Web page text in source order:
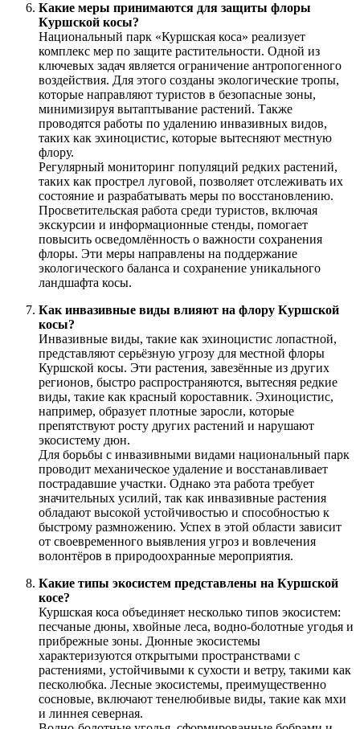
Какие меры принимаются для защиты флоры
Куршской косы?
Национальный парк «Куршская коса» реализует
комплекс мер по защите растительности. Одной из
ключевых задач является ограничение антропогенного
воздействия. Для этого созданы экологические тропы,
которые направляют туристов в безопасные зоны,
минимизируя вытаптывание растений. Также
проводятся работы по удалению инвазивных видов,
таких как эхиноцистис, которые вытесняют местную
флору.
Регулярный мониторинг популяций редких растений,
таких как прострел луговой, позволяет отслеживать их
состояние и разрабатывать меры по восстановлению.
Просветительская работа среди туристов, включая
экскурсии и информационные стенды, помогает
повысить осведомлённость о важности сохранения
флоры. Эти меры направлены на поддержание
экологического баланса и сохранение уникального
ландшафта косы.
Как инвазивные виды влияют на флору Куршской
косы?
Инвазивные виды, такие как эхиноцистис лопастной,
представляют серьёзную угрозу для местной флоры
Куршской косы. Эти растения, завезённые из других
регионов, быстро распространяются, вытесняя редкие
виды, такие как красный короставник. Эхиноцистис,
например, образует плотные заросли, которые
препятствуют росту других растений и нарушают
экосистему дюн.
Для борьбы с инвазивными видами национальный парк
проводит механическое удаление и восстанавливает
пострадавшие участки. Однако эта работа требует
значительных усилий, так как инвазивные растения
обладают высокой устойчивостью и способностью к
быстрому размножению. Успех в этой области зависит
от своевременного выявления угроз и вовлечения
волонтёров в природоохранные мероприятия.
Какие типы экосистем представлены на Куршской
косе?
Куршская коса объединяет несколько типов экосистем:
песчаные дюны, хвойные леса, водно-болотные угодья и
прибрежные зоны. Дюнные экосистемы
характеризуются открытыми пространствами с
растениями, устойчивыми к сухости и ветру, такими как
песколюбка. Лесные экосистемы, преимущественно
сосновые, включают тенелюбивые виды, такие как мхи
и линнея северная.